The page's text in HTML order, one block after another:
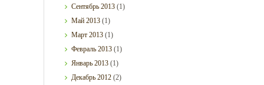
Сентябрь2013 (1)
Май2013 (1)
Март2013 (1)
Февраль2013 (1)
Январь2013 (1)
Декабрь2012 (2)